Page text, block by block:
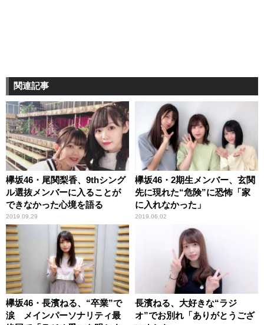
関連記事
欅坂46・尾関梨香、9thシング
ル選抜メンバーに入ることが
できなかった心境を語る
2019.09.29
欅坂46・2期生メンバー、玄関
先に現れた“危険”に恐怖「家
に入れなかった」
2019.06.02
欅坂46・長濱ねる、“卒業”で
涙 メインパーソナリティ最
長濱ねる、大好きな“ラジ
オ”でお別れ「ありがとうござ